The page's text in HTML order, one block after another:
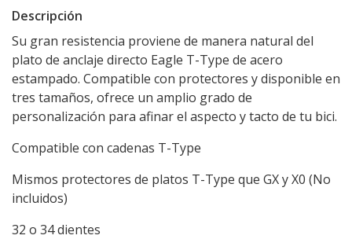
Descripción
Su gran resistencia proviene de manera natural del
plato de anclaje directo Eagle T-Type de acero
estampado. Compatible con protectores y disponible en
tres tamaños, ofrece un amplio grado de
personalización para afinar el aspecto y tacto de tu bici.
Compatible con cadenas T-Type
Mismos protectores de platos T-Type que GX y X0 (No
incluidos)
32 o 34 dientes